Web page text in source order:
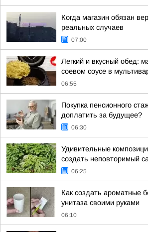
Когда магазин обязан
реальных случаев
07:00
Легкий и вкусный обед:
соевом соусе в
06:55
Покупка пенсионного
доплатить за будущее?
06:30
Удивительные
создать неповторимый
06:25
Как создать ароматные
унитаза своими руками
06:10